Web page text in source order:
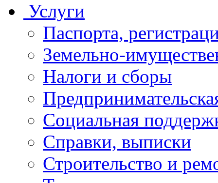
Услуги
Паспорта,
Земельно-
Налоги и сборы
Социальная
Справки, выписки
Строительство и